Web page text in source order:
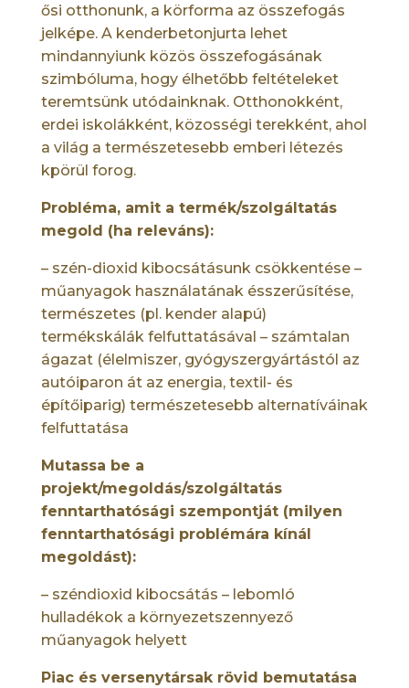
ősi otthonunk, a körforma az összefogás
jelképe. A kenderbetonjurta lehet
mindannyiunk közös összefogásának
szimbóluma, hogy élhetőbb feltételeket
teremtsünk utódainknak. Otthonokként,
erdei iskolákként, közosségi terekként, ahol
a világ a természetesebb emberi létezés
kpörül forog.
Probléma, amit a termék/szolgáltatás
megold (ha releváns):
– szén-dioxid kibocsátásunk csökkentése –
műanyagok használatának ésszerűsítése,
természetes (pl. kender alapú)
termékskálák felfuttatásával – számtalan
ágazat (élelmiszer, gyógyszergyártástól az
autóiparon át az energia, textil- és
építőiparig) természetesebb alternatíváinak
felfuttatása
Mutassa be a
projekt/megoldás/szolgáltatás
fenntarthatósági szempontját (milyen
fenntarthatósági problémára kínál
megoldást):
– széndioxid kibocsátás – lebomló
hulladékok a környezetszennyező
műanyagok helyett
Piac és versenytársak rövid bemutatása